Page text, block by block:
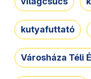
kutyafuttató
Városháza Téli